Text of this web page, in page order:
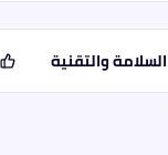
السلامة والتقنية